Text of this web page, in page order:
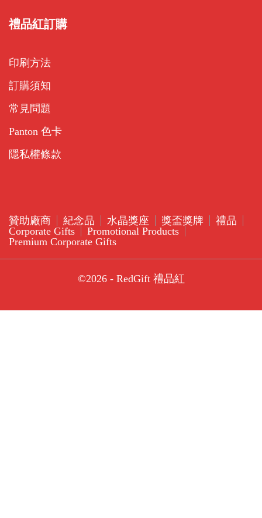
禮品紅訂購
印刷方法
訂購須知
常見問題
Panton 色卡
隱私權條款
贊助廠商 紀念品 水晶獎座 獎盃獎牌
禮品
Corporate Gifts
Promotional Products
Premium Corporate Gifts
©2026 - RedGift 禮品紅